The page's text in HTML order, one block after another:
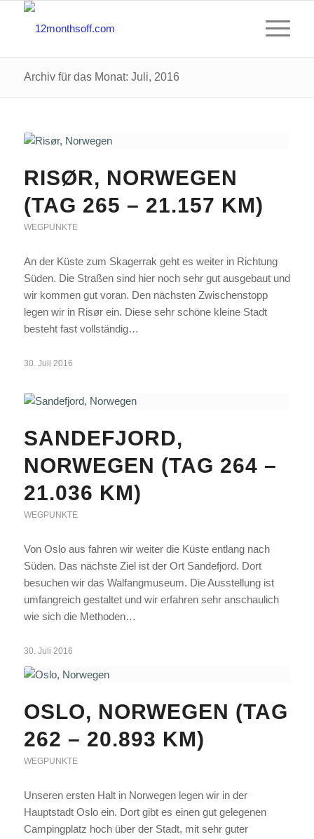
Archiv für das Monat: Juli, 2016
RISØR, NORWEGEN
(TAG 265 – 21.157 KM)
WEGPUNKTE
An der Küste zum Skagerrak geht es weiter in Richtung
Süden. Die Straßen sind hier noch sehr gut ausgebaut und
wir kommen gut voran. Den nächsten Zwischenstopp
legen wir in Risør ein. Diese sehr schöne kleine Stadt
besteht fast vollständig…
30. Juli 2016
SANDEFJORD,
NORWEGEN (TAG 264 –
21.036 KM)
WEGPUNKTE
Von Oslo aus fahren wir weiter die Küste entlang nach
Süden. Das nächste Ziel ist der Ort Sandefjord. Dort
besuchen wir das Walfangmuseum. Die Ausstellung ist
umfangreich gestaltet und wir erfahren sehr anschaulich
wie sich die Methoden…
30. Juli 2016
OSLO, NORWEGEN (TAG
262 – 20.893 KM)
WEGPUNKTE
Unseren ersten Halt in Norwegen legen wir in der
Hauptstadt Oslo ein. Dort gibt es einen gut gelegenen
Campingplatz hoch über der Stadt, mit sehr guter